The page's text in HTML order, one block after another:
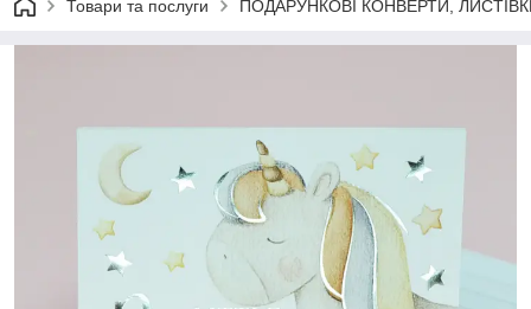
Товари та послуги ПОДАРУНКОВІ КОНВЕРТИ,